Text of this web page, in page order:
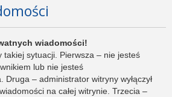
wiadomości!
takiej sytuacji. Pierwsza – nie jesteś
lub nie jesteś
Druga – administrator witryny wyłączył
na całej witrynie. Trzecia –